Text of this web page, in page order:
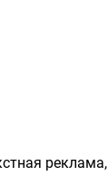
реклама,